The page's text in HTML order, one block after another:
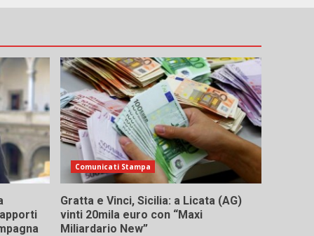
Comunicati Stampa
Gratta e Vinci, Sicilia: a Licata (AG)
vinti 20mila euro con “Maxi
Miliardario New”